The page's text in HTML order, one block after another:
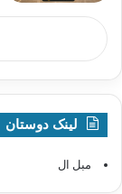
لینک دوستان
مبل ال